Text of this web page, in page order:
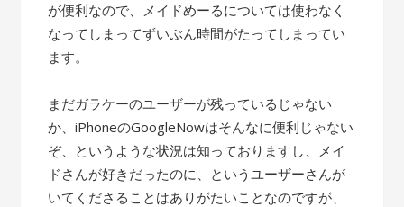
が便利なので、メイドめーるについては使わなく
なってしまってずいぶん時間がたってしまってい
ます。
まだガラケーのユーザーが残っているじゃない
か、iPhoneのGoogleNowはそんなに便利じゃない
ぞ、というような状況は知っておりますし、メイ
ドさんが好きだったのに、というユーザーさんが
いてくださることはありがたいことなのですが、